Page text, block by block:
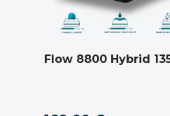
Flow 8800 Hybrid